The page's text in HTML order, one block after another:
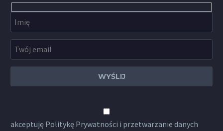
akceptuję Politykę Prywatności i przetwarzanie danych